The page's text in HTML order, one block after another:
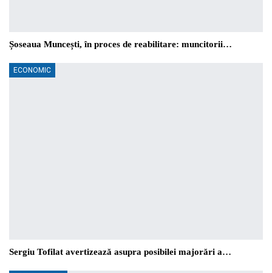
Șoseaua Muncești, în proces de reabilitare: muncitorii…
ECONOMIC
Sergiu Tofilat avertizează asupra posibilei majorări a…